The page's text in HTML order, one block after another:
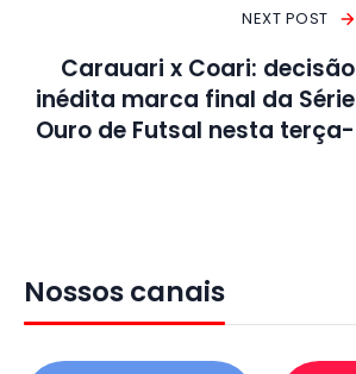
NEXT POST
Carauari x Coari: decisão
inédita marca final da Série
Ouro de Futsal nesta terça-
Nossos canais